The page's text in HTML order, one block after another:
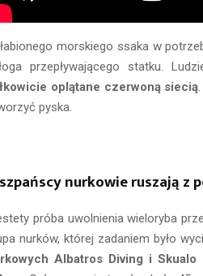
morskiego ssaka w
przepływającego statku.
oplątane czerwoną siecią
pyska.
nurkowie ruszają z
próba uwolnienia wieloryba
nurków, której zadaniem było
Albatros Diving i